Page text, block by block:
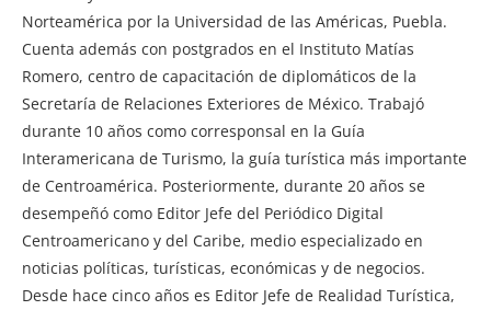
Norteamérica por la Universidad de las Américas, Puebla.
Cuenta además con postgrados en el Instituto Matías
Romero, centro de capacitación de diplomáticos de la
Secretaría de Relaciones Exteriores de México. Trabajó
durante 10 años como corresponsal en la Guía
Interamericana de Turismo, la guía turística más importante
de Centroamérica. Posteriormente, durante 20 años se
desempeñó como Editor Jefe del Periódico Digital
Centroamericano y del Caribe, medio especializado en
noticias políticas, turísticas, económicas y de negocios.
Desde hace cinco años es Editor Jefe de Realidad Turística,